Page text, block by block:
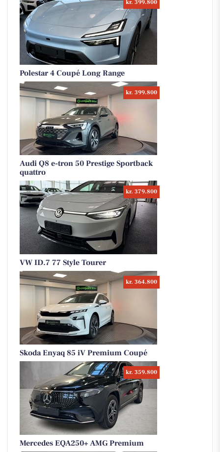
kr. 399.800
Polestar 4 Coupé Long Range
kr. 399.800
Audi Q8 e-tron 50 Prestige Sportback
quattro
kr. 379.800
VW ID.7 77 Style Tourer
kr. 364.800
Skoda Enyaq 85 iV Premium Coupé
kr. 359.800
Mercedes EQA250+ AMG Premium